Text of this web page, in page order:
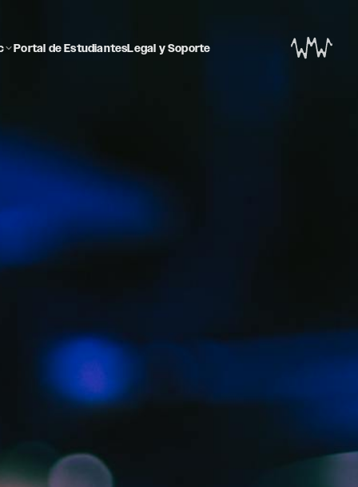
Portal de EstudiantesLegal y Soporte